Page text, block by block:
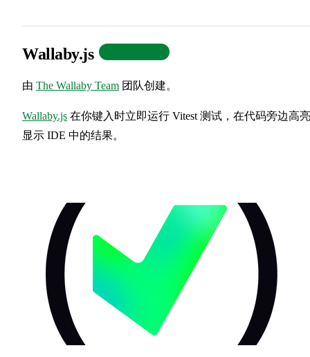
Wallaby.js
由 The Wallaby Team 团队创建。
Wallaby.js 在你键入时立即运行 Vitest 测试，在代码旁边高亮
显示 IDE 中的结果。